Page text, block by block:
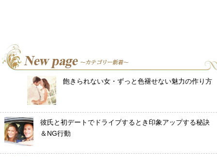
飽きられない女・ずっと色褪せない魅力の作り方
彼氏と初デートでドライブするとき印象アップする秘訣
＆NG行動